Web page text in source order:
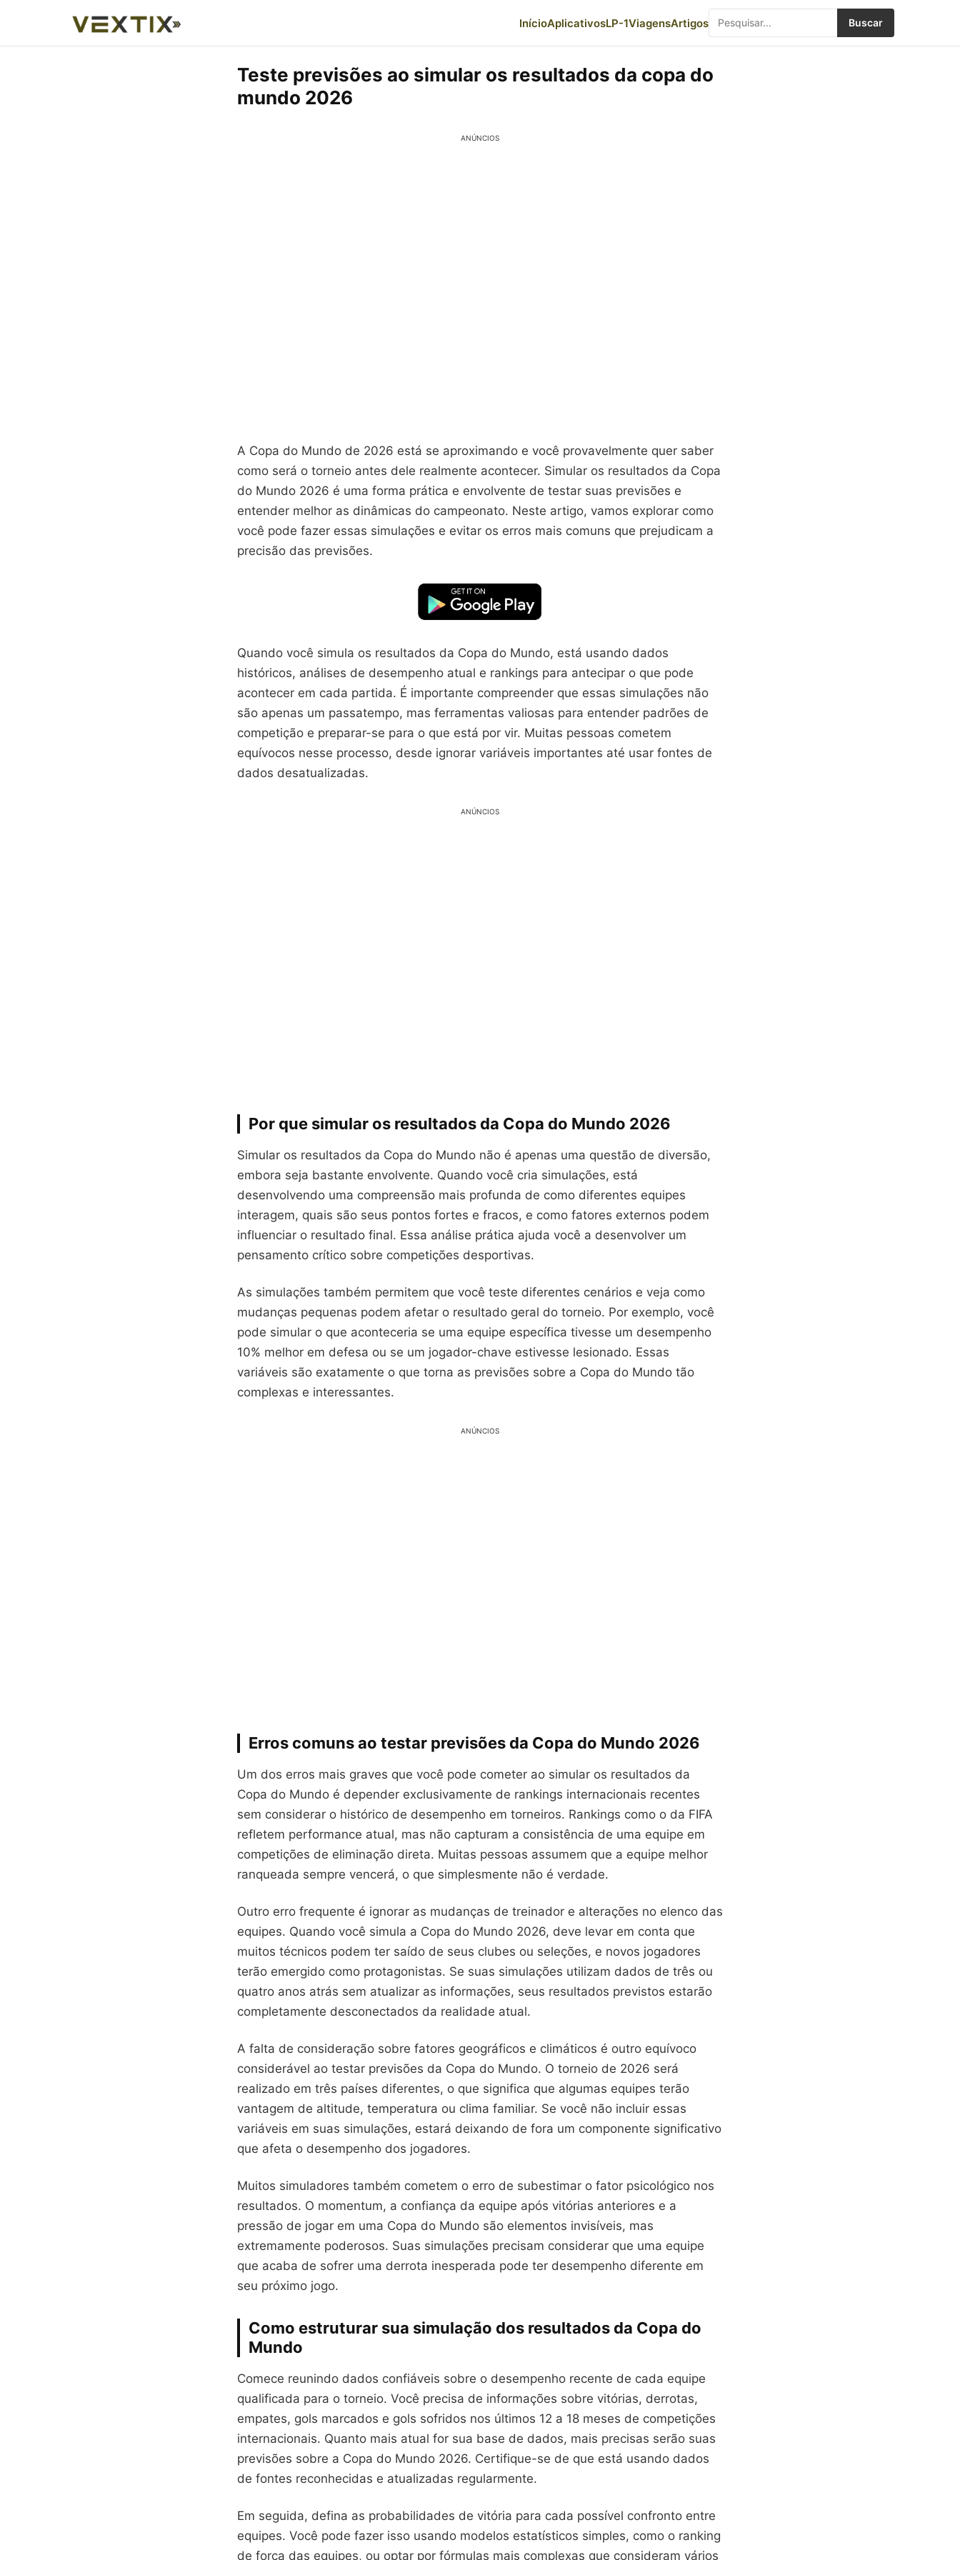
InícioAplicativosLP-1ViagensArtigos Buscar
Teste previsões ao simular os resultados da copa do
mundo 2026
ANÚNCIOS
A Copa do Mundo de 2026 está se aproximando e você provavelmente quer saber
como será o torneio antes dele realmente acontecer. Simular os resultados da Copa
do Mundo 2026 é uma forma prática e envolvente de testar suas previsões e
entender melhor as dinâmicas do campeonato. Neste artigo, vamos explorar como
você pode fazer essas simulações e evitar os erros mais comuns que prejudicam a
precisão das previsões.
Quando você simula os resultados da Copa do Mundo, está usando dados
históricos, análises de desempenho atual e rankings para antecipar o que pode
acontecer em cada partida. É importante compreender que essas simulações não
são apenas um passatempo, mas ferramentas valiosas para entender padrões de
competição e preparar-se para o que está por vir. Muitas pessoas cometem
equívocos nesse processo, desde ignorar variáveis importantes até usar fontes de
dados desatualizadas.
ANÚNCIOS
Por que simular os resultados da Copa do Mundo 2026
Simular os resultados da Copa do Mundo não é apenas uma questão de diversão,
embora seja bastante envolvente. Quando você cria simulações, está
desenvolvendo uma compreensão mais profunda de como diferentes equipes
interagem, quais são seus pontos fortes e fracos, e como fatores externos podem
influenciar o resultado final. Essa análise prática ajuda você a desenvolver um
pensamento crítico sobre competições desportivas.
As simulações também permitem que você teste diferentes cenários e veja como
mudanças pequenas podem afetar o resultado geral do torneio. Por exemplo, você
pode simular o que aconteceria se uma equipe específica tivesse um desempenho
10% melhor em defesa ou se um jogador-chave estivesse lesionado. Essas
variáveis são exatamente o que torna as previsões sobre a Copa do Mundo tão
complexas e interessantes.
ANÚNCIOS
Erros comuns ao testar previsões da Copa do Mundo 2026
Um dos erros mais graves que você pode cometer ao simular os resultados da
Copa do Mundo é depender exclusivamente de rankings internacionais recentes
sem considerar o histórico de desempenho em torneiros. Rankings como o da FIFA
refletem performance atual, mas não capturam a consistência de uma equipe em
competições de eliminação direta. Muitas pessoas assumem que a equipe melhor
ranqueada sempre vencerá, o que simplesmente não é verdade.
Outro erro frequente é ignorar as mudanças de treinador e alterações no elenco das
equipes. Quando você simula a Copa do Mundo 2026, deve levar em conta que
muitos técnicos podem ter saído de seus clubes ou seleções, e novos jogadores
terão emergido como protagonistas. Se suas simulações utilizam dados de três ou
quatro anos atrás sem atualizar as informações, seus resultados previstos estarão
completamente desconectados da realidade atual.
A falta de consideração sobre fatores geográficos e climáticos é outro equívoco
considerável ao testar previsões da Copa do Mundo. O torneio de 2026 será
realizado em três países diferentes, o que significa que algumas equipes terão
vantagem de altitude, temperatura ou clima familiar. Se você não incluir essas
variáveis em suas simulações, estará deixando de fora um componente significativo
que afeta o desempenho dos jogadores.
Muitos simuladores também cometem o erro de subestimar o fator psicológico nos
resultados. O momentum, a confiança da equipe após vitórias anteriores e a
pressão de jogar em uma Copa do Mundo são elementos invisíveis, mas
extremamente poderosos. Suas simulações precisam considerar que uma equipe
que acaba de sofrer uma derrota inesperada pode ter desempenho diferente em
seu próximo jogo.
Como estruturar sua simulação dos resultados da Copa do
Mundo
Comece reunindo dados confiáveis sobre o desempenho recente de cada equipe
qualificada para o torneio. Você precisa de informações sobre vitórias, derrotas,
empates, gols marcados e gols sofridos nos últimos 12 a 18 meses de competições
internacionais. Quanto mais atual for sua base de dados, mais precisas serão suas
previsões sobre a Copa do Mundo 2026. Certifique-se de que está usando dados
de fontes reconhecidas e atualizadas regularmente.
Em seguida, defina as probabilidades de vitória para cada possível confronto entre
equipes. Você pode fazer isso usando modelos estatísticos simples, como o ranking
de força das equipes, ou optar por fórmulas mais complexas que consideram vários